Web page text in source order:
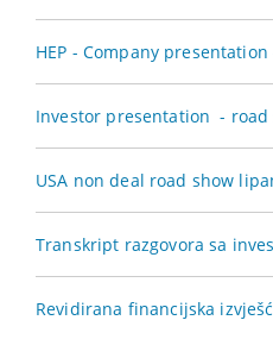
HEP - Company
Investor presentation - road
USA non deal road show
Transkript razgovora sa
Revidirana financijska